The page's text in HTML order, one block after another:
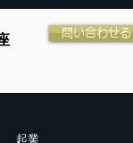
問い合わせる
起業